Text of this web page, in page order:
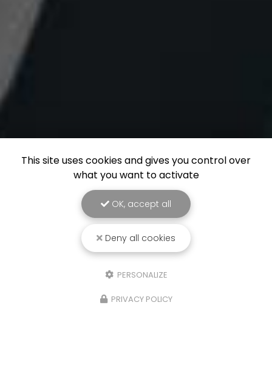
This site uses cookies and gives you control over
what you want to activate
OK, accept all
Deny all cookies
PERSONALIZE
PRIVACY POLICY